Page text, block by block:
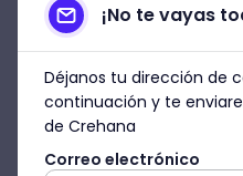
Imagen: Freepik
¡No te vayas
Déjanos tu dirección de
continuación y te
de Crehana
Correo electrónico